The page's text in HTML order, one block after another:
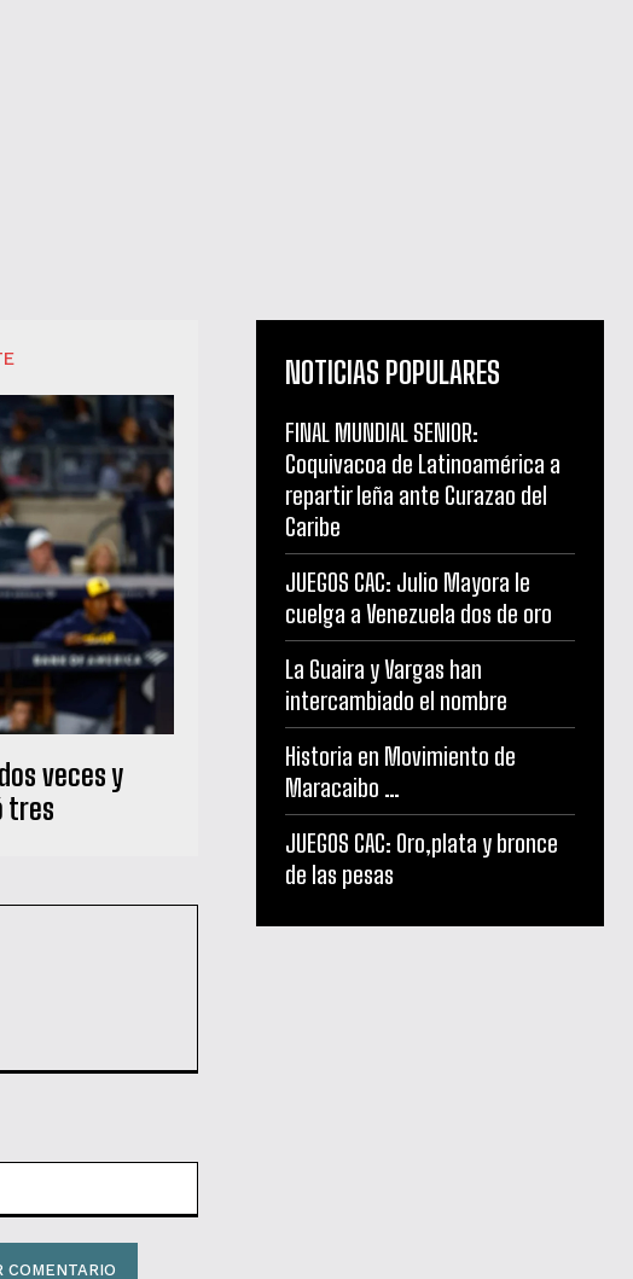
veces y
tres
NOTICIAS POPULARES
FINAL MUNDIAL SENIOR:
Coquivacoa de Latinoamérica a
repartir leña ante Curazao del
Caribe
JUEGOS CAC: Julio Mayora le
cuelga a Venezuela dos de oro
La Guaira y Vargas han
intercambiado el nombre
Historia en Movimiento de
Maracaibo …
JUEGOS CAC: Oro,plata y bronce
de las pesas